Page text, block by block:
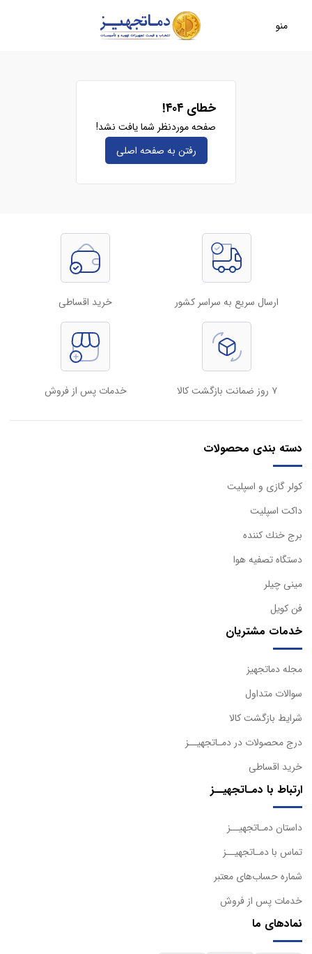
منو
خطای ۴۰۴!
صفحه موردنظر شما یافت نشد!
رفتن به صفحه‌ اصلی
ارسال سریع به سراسر کشور خرید اقساطی
۷ روز ضمانت بازگشت کالا خدمات پس از فروش
دسته بندی محصولات
كولر گازی و اسپليت
داكت اسپليت
برج خنك كننده
دستگاه تصفيه هوا
مینی چیلر
فن کویل
خدمات مشتریان
مجله دماتجهیز
سوالات متداول
شرایط بازگشت کالا
درج محصولات در دمـاتجهیــز
خرید اقساطی
ارتباط با دمـاتجهیــز
داستان دمـاتجهیــز
تماس با دمـاتجهیــز
شماره حساب‌های معتبر
خدمات پس از فروش
نمادهای ما